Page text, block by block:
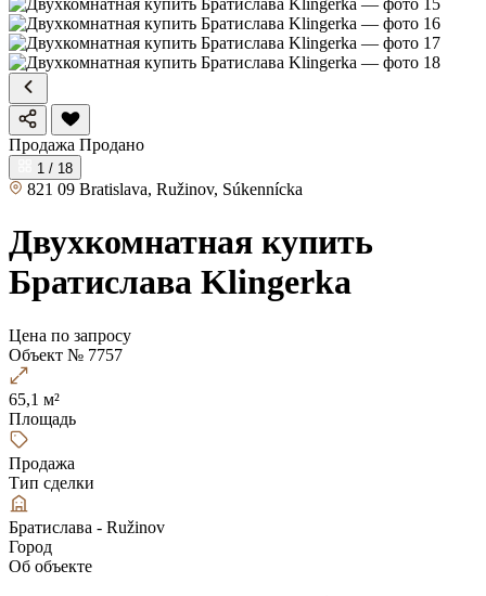
Продажа Продано
1 / 18
821 09 Bratislava, Ružinov, Súkennícka
Двухкомнатная купить
Братислава Klingerka
Цена по запросу
Объект № 7757
65,1 м²
Площадь
Продажа
Тип сделки
Братислава - Ružinov
Город
Об объекте